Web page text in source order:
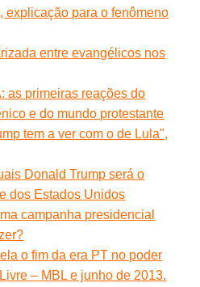
explicação para o fenômeno
entre evangélicos nos
as primeiras reações do
e do mundo protestante
tem a ver com o de Lula",
Donald Trump será o
dos Estados Unidos
campanha presidencial
o fim da era PT no poder
– MBL e junho de 2013.